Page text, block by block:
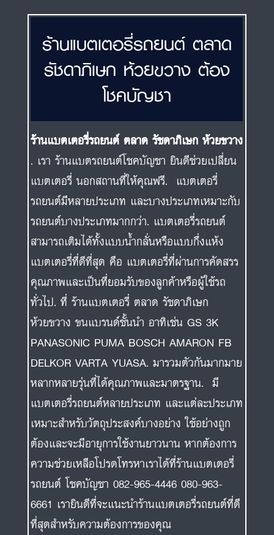
ร้านแบตเตอรี่รถยนต์ ตลาด
รัชดาภิเษก ห้วยขวาง ต้อง
โชคบัญชา
ร้านแบตเตอรี่รถยนต์ ตลาด รัชดาภิเษก ห้วยขวาง
. เรา ร้านแบตรถยนต์โชคบัญชา ยินดีช่วยเปลี่ยน
แบตเตอรี่ นอกสถานที่ให้คุณฟรี. แบตเตอรี่
รถยนต์มีหลายประเภท และบางประเภทเหมาะกับ
รถยนต์บางประเภทมากกว่า. แบตเตอรี่รถยนต์
สามารถเติมได้ทั้งแบบน้ำกลั่นหรือแบบกึ่งแห้ง
แบตเตอรี่ที่ดีที่สุด คือ แบตเตอรี่ที่ผ่านการคัดสรร
คุณภาพและเป็นที่ยอมรับของลูกค้าหรือผู้ใช้รถ
ทั่วไป. ที่ ร้านแบตเตอรี่ ตลาด รัชดาภิเษก
ห้วยขวาง ขนแบรนด์ชั้นนำ อาทิเช่น GS 3K
PANASONIC PUMA BOSCH AMARON FB
DELKOR VARTA YUASA. มารวมตัวกันมากมาย
หลากหลายรุ่นที่ได้คุณภาพและมาตรฐาน. มี
แบตเตอรี่รถยนต์หลายประเภท และแต่ละประเภท
เหมาะสำหรับวัตถุประสงค์บางอย่าง ใช้อย่างถูก
ต้องและจะมีอายุการใช้งานยาวนาน หากต้องการ
ความช่วยเหลือโปรดโทรหาเราได้ที่ร้านแบตเตอรี่
รถยนต์ โชคบัญชา 082-965-4446 080-963-
6661 เรายินดีที่จะแนะนำร้านแบตเตอรี่รถยนต์ที่ดี
ที่สุดสำหรับความต้องการของคุณ